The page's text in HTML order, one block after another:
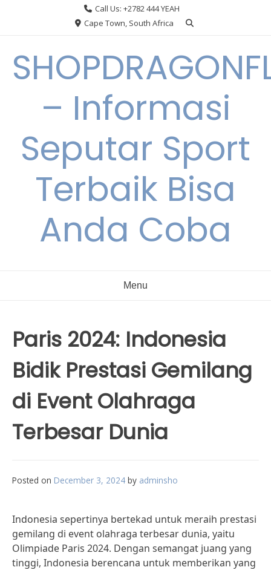
Call Us: +2782 444 YEAH
Cape Town, South Africa
– Informasi
Seputar Sport
Terbaik Bisa
Anda Coba
Menu
Paris 2024: Indonesia
Bidik Prestasi Gemilang
di Event Olahraga
Terbesar Dunia
Posted on December 3, 2024 by adminsho
Indonesia sepertinya bertekad untuk meraih prestasi
gemilang di event olahraga terbesar dunia, yaitu
Olimpiade Paris 2024. Dengan semangat juang yang
tinggi, Indonesia berencana untuk memberikan yang